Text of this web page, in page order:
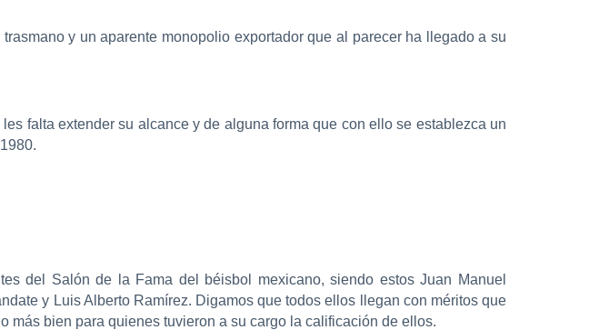
y un aparente monopolio exportador que al parecer ha llegado a su
falta extender su alcance y de alguna forma que con ello se establezca un
del Salón de la Fama del béisbol mexicano, siendo estos Juan Manuel
y Luis Alberto Ramírez. Digamos que todos ellos llegan con méritos que
bien para quienes tuvieron a su cargo la calificación de ellos.